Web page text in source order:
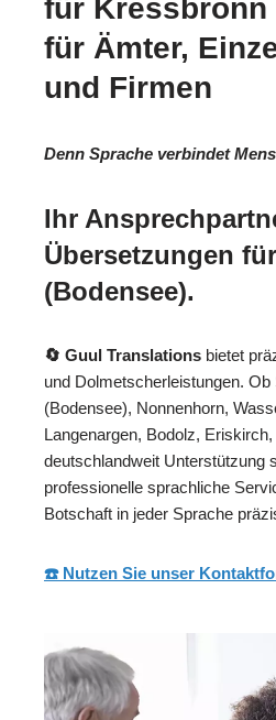
für Kressbronn
für Ämter,
und Firmen
Denn Sprache verbindet
Ihr
Übersetzungen
(Bodensee).
🔄 Guul Translations bietet
und Dolmetscherleistungen.
(Bodensee), Nonnenhorn,
Langenargen, Bodolz, Eriskirch,
deutschlandweit Unterstützung
professionelle sprachliche
Botschaft in jeder Sprache
☎️ Nutzen Sie unser